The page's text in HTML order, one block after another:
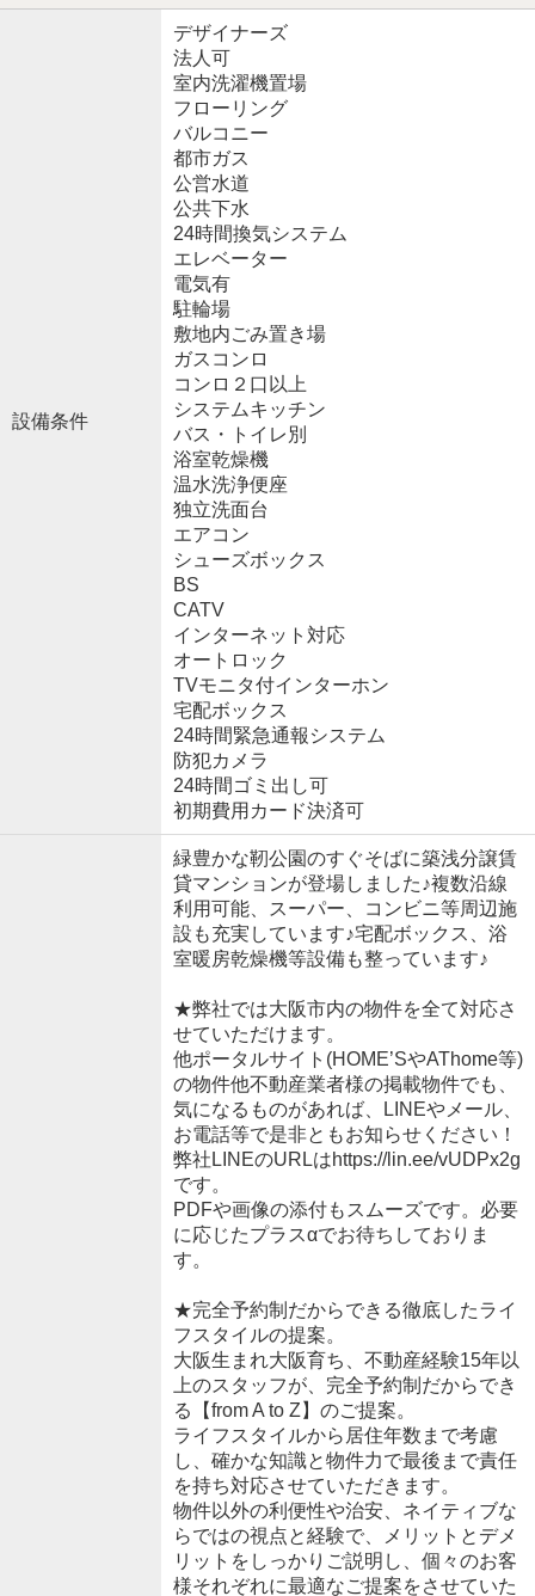
設備条件
デザイナーズ
法人可
室内洗濯機置場
フローリング
バルコニー
都市ガス
公営水道
公共下水
24時間換気システム
エレベーター
電気有
駐輪場
敷地内ごみ置き場
ガスコンロ
コンロ２口以上
システムキッチン
バス・トイレ別
浴室乾燥機
温水洗浄便座
独立洗面台
エアコン
シューズボックス
BS
CATV
インターネット対応
オートロック
TVモニタ付インターホン
宅配ボックス
24時間緊急通報システム
防犯カメラ
24時間ゴミ出し可
初期費用カード決済可
緑豊かな靭公園のすぐそばに築浅分譲賃
貸マンションが登場しました♪複数沿線
利用可能、スーパー、コンビニ等周辺施
設も充実しています♪宅配ボックス、浴
室暖房乾燥機等設備も整っています♪
★弊社では大阪市内の物件を全て対応さ
せていただけます。
他ポータルサイト(HOME’SやAThome等)
の物件他不動産業者様の掲載物件でも、
気になるものがあれば、LINEやメール、
お電話等で是非ともお知らせください！
弊社LINEのURLはhttps://lin.ee/vUDPx2g
です。
PDFや画像の添付もスムーズです。必要
に応じたプラスαでお待ちしておりま
す。
★完全予約制だからできる徹底したライ
フスタイルの提案。
大阪生まれ大阪育ち、不動産経験15年以
上のスタッフが、完全予約制だからでき
る【from A to Z】のご提案。
ライフスタイルから居住年数まで考慮
し、確かな知識と物件力で最後まで責任
を持ち対応させていただきます。
物件以外の利便性や治安、ネイティブな
らではの視点と経験で、メリットとデメ
リットをしっかりご説明し、個々のお客
様それぞれに最適なご提案をさせていた